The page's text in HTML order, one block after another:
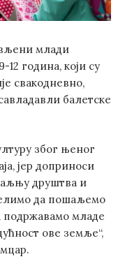
млади
12 година, који су
свакодневно,
балетске
због њеног
јер доприноси
друштва и
да пошаљемо
подржавамо младе
ове земље“,